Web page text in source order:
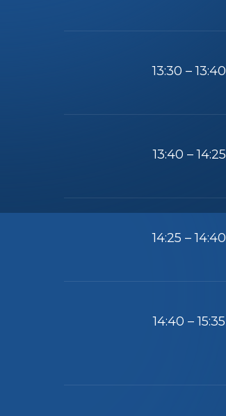
13:30 – 13:40
13:40 – 14:25
14:25 – 14:40
14:40 – 15:35